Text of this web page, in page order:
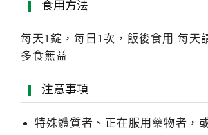
食用方法
每天1錠，每日1次，飯後食用 每天
多食無益
注意事項
特殊體質者、正在服用藥物者，